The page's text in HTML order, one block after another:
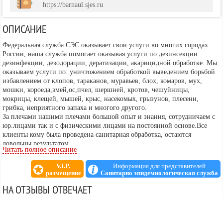
https://barnaul.sjes.ru
ОПИСАНИЕ
Федеральная служба СЭС оказывает свои услуги во многих городах
России, наша служба помогает оказывая услуги по дезинсекции.
дезинфекции, дезодорации, дератизации, акарицидной обработке. Мы
оказываем услуги по: уничтожением обработкой выведением борьбой
избавлением от клопов, тараканов, муравьев, блох, комаров, мух,
мошки, короеда,змей,ос,пчел, шершней, кротов, чешуйницы,
мокрицы, клещей, мышей, крыс, насекомых, грызунов, плесени,
грибка, неприятного запаха и многого другого.
За плечами нашими плечами большой опыт и знания, сотрудничаем с
юр.лицами так и с физическими лицами на постоянной основе.Все
клиенты кому была проведена санитарная обработка, остаются
довольны результатом.
не боимся трудностей, выводил паразитов даже в самых сложных
ситуациях!Наши сотрудники имеют соответствующее образование в
данной сфере,а так же своевременно проходят переаттестацию,
благодаря чему мы делаем наш сервис на 100 % безопасным
для вас, ваших детей и домашних животных.
Читать полное описание
V.I.P.
размещение
Информация для представителей
Санитарно эпидемиологическая служба
НА ОТЗЫВЫ ОТВЕЧАЕТ